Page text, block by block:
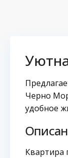
Черно
удобное
Квартира